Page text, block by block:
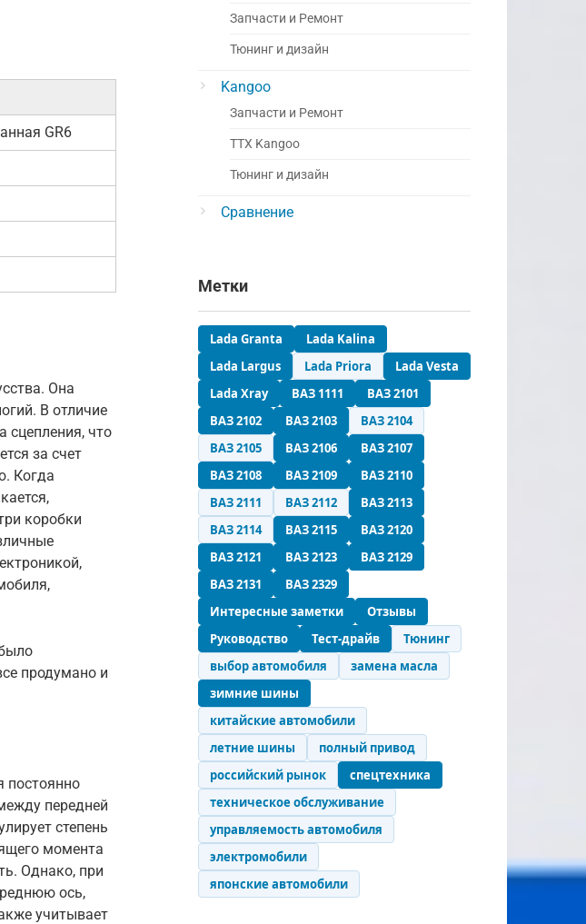
GR6
Она
В отличие
сцепления, что
за счет
Когда
коробки
продумано и
постоянно
передней
степень
момента
Однако, при
ось,
учитывает
Запчасти и Ремонт
Тюнинг и дизайн
Kangoo
Запчасти и Ремонт
ТТХ Kangoo
Тюнинг и дизайн
Сравнение
Метки
Lada Granta
Lada Kalina
Lada Largus
Lada Priora
Lada Vesta
Lada Xray
ВАЗ 1111
ВАЗ 2101
ВАЗ 2102
ВАЗ 2103
ВАЗ 2104
ВАЗ 2105
ВАЗ 2106
ВАЗ 2107
ВАЗ 2108
ВАЗ 2109
ВАЗ 2110
ВАЗ 2111
ВАЗ 2112
ВАЗ 2113
ВАЗ 2114
ВАЗ 2115
ВАЗ 2120
ВАЗ 2121
ВАЗ 2123
ВАЗ 2129
ВАЗ 2131
ВАЗ 2329
Интересные заметки
Отзывы
Руководство
Тест-драйв
Тюнинг
выбор автомобиля
замена масла
зимние шины
китайские автомобили
летние шины
полный привод
российский рынок
спецтехника
техническое обслуживание
управляемость автомобиля
электромобили
японские автомобили